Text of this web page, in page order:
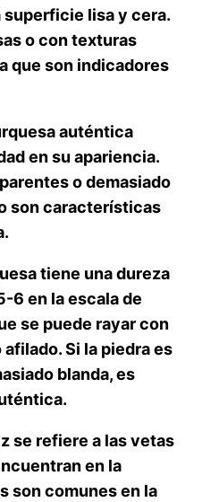
lisa y cera.
o con texturas
que son indicadores
auténtica
en su apariencia.
o demasiado
son características
tiene una dureza
6 en la escala de
se puede rayar con
Si la piedra es
blanda, es
se refiere a las vetas
en la
son comunes en la